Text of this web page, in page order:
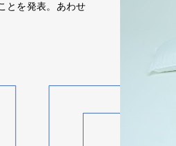
とを発表。あわせ